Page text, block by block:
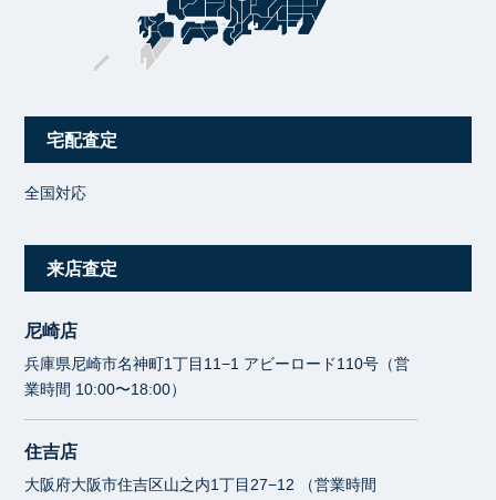
宅配査定
全国対応
来店査定
尼崎店
兵庫県尼崎市名神町1丁目11−1 アビーロード110号（営
業時間 10:00〜18:00）
住吉店
大阪府大阪市住吉区山之内1丁目27−12 （営業時間